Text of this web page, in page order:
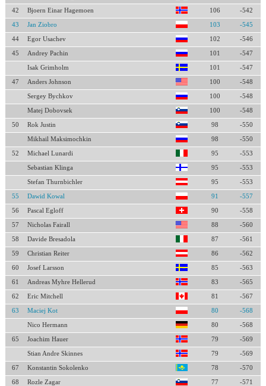
42 Bjoern Einar Hagemoen 106 -542
43 Jan Ziobro 103 -545
44 Egor Usachev 102 -546
45 Andrey Pachin 101 -547
Isak Grimholm 101 -547
47 Anders Johnson 100 -548
Sergey Bychkov 100 -548
Matej Dobovsek 100 -548
50 Rok Justin 98 -550
Mikhail Maksimochkin 98 -550
52 Michael Lunardi 95 -553
Sebastian Klinga 95 -553
Stefan Thurnbichler 95 -553
55 Dawid Kowal 91 -557
56 Pascal Egloff 90 -558
57 Nicholas Fairall 88 -560
58 Davide Bresadola 87 -561
59 Christian Reiter 86 -562
60 Josef Larsson 85 -563
61 Andreas Myhre Hellerud 83 -565
62 Eric Mitchell 81 -567
63 Maciej Kot 80 -568
Nico Hermann 80 -568
65 Joachim Hauer 79 -569
Stian Andre Skinnes 79 -569
67 Konstantin Sokolenko 78 -570
68 Rozle Zagar 77 -571